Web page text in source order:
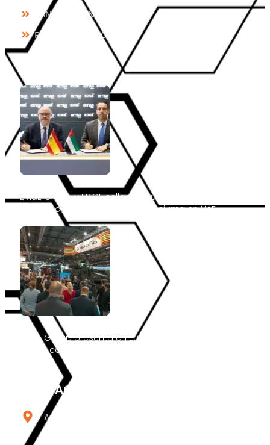
CANAL DE DENUNCIAS
FONDOS PÚBLICOS
EM&E Group y EDGE sellan en Eurosatory el acuerdo de
constitución de su sociedad conjunta en UAE
EM&E Group presenta en Eurosatory el ODIN 6×6, su
nueva capacidad C-UAS móvil de defensa por capas
CONTACTO
Av. Punto Es, 10. 28805. Alcalá de Henares,